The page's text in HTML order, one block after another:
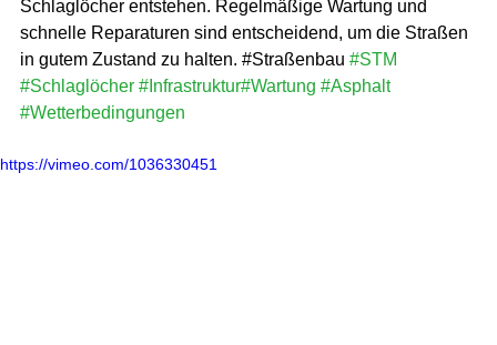
Schlaglöcher entstehen. Regelmäßige Wartung und
schnelle Reparaturen sind entscheidend, um die Straßen
in gutem Zustand zu halten. #Straßenbau #STM
#Schlaglöcher #Infrastruktur#Wartung #Asphalt
#Wetterbedingungen
https://vimeo.com/1036330451